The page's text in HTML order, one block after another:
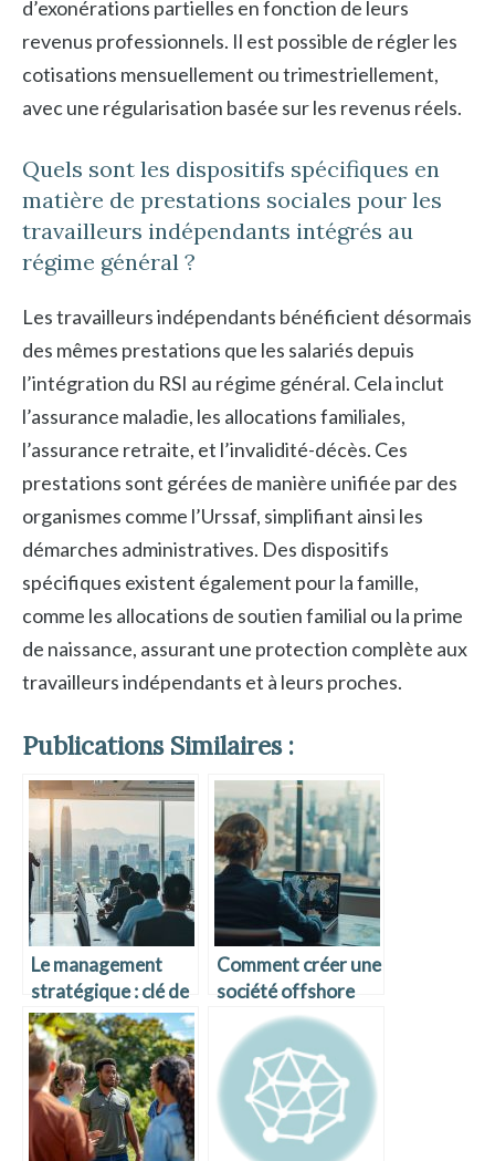
d’exonérations partielles en fonction de leurs
revenus professionnels. Il est possible de régler les
cotisations mensuellement ou trimestriellement,
avec une régularisation basée sur les revenus réels.
Quels sont les dispositifs spécifiques en
matière de prestations sociales pour les
travailleurs indépendants intégrés au
régime général ?
Les travailleurs indépendants bénéficient désormais
des mêmes prestations que les salariés depuis
l’intégration du RSI au régime général. Cela inclut
l’assurance maladie, les allocations familiales,
l’assurance retraite, et l’invalidité-décès. Ces
prestations sont gérées de manière unifiée par des
organismes comme l’Urssaf, simplifiant ainsi les
démarches administratives. Des dispositifs
spécifiques existent également pour la famille,
comme les allocations de soutien familial ou la prime
de naissance, assurant une protection complète aux
travailleurs indépendants et à leurs proches.
Publications Similaires :
Le management
stratégique : clé de
la réussite des
entreprises ?
Comment créer une
société offshore
efficacement ?